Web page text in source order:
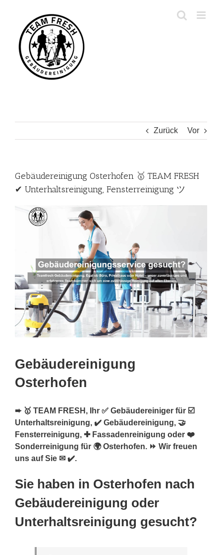
springen
Zurück Vor
Gebäudereinigung Osterhofen 🥇 TEAM FRESH
✔ Unterhaltsreinigung, Fensterreinigung ツ
Gebäudereinigung
Osterhofen
➨ 🥇 TEAM FRESH, Ihr ✅ Gebäudereiniger für ☑️
Unterhaltsreinigung, ✔️ Gebäudereinigung, 🤝
Fensterreinigung, ✚ Fassadenreinigung oder ❤️
Sonderreinigung für 🌍 Osterhofen. ⏩ Wir freuen
uns auf Sie ✉ ✔️.
Sie haben in Osterhofen nach
Gebäudereinigung oder
Unterhaltsreinigung gesucht?